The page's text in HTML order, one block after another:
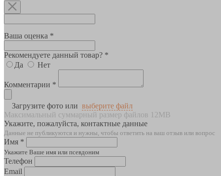
Ваша оценка *
Рекомендуете данный товар? *
Да
Нет
Комментарии *
Загрузите фото или выберите файл
Максимальный суммарный размер файлов 12MB
Укажите, пожалуйста, контактные данные
Данные не публикуются и нужны, чтобы ответить на ваш отзыв или вопрос
Имя *
Укажите Ваше имя или псевдоним
Телефон
Email